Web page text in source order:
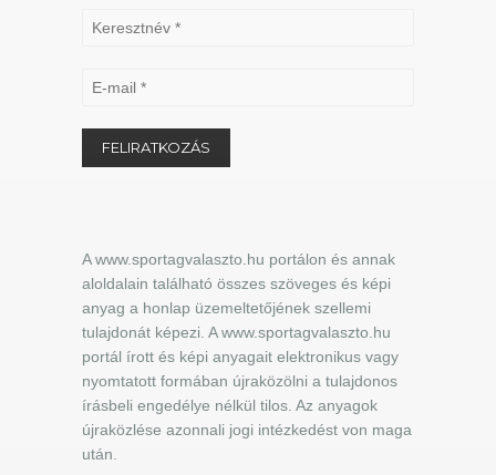
A www.sportagvalaszto.hu portálon és annak
aloldalain található összes szöveges és képi
anyag a honlap üzemeltetőjének szellemi
tulajdonát képezi. A www.sportagvalaszto.hu
portál írott és képi anyagait elektronikus vagy
nyomtatott formában újraközölni a tulajdonos
írásbeli engedélye nélkül tilos. Az anyagok
újraközlése azonnali jogi intézkedést von maga
után.